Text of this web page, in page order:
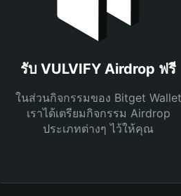
รับ VULVIFY Airdrop ฟรี
ในส่วนกิจกรรมของ Bitget Wallet
เราได้เตรียมกิจกรรม Airdrop
ประเภทต่างๆ ไว้ให้คุณ